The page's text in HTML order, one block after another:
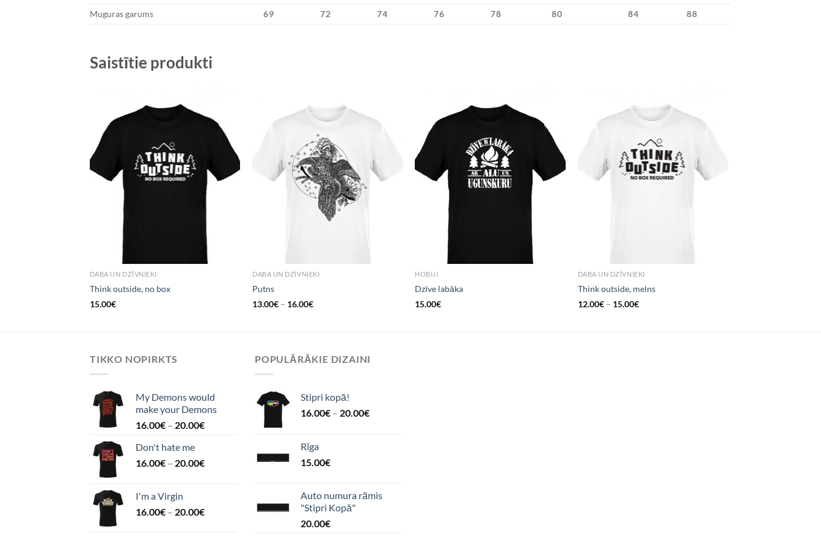
Muguras garums
69 72 74 76 78 80 84 88
Saistītie produkti
Add to
Wishlist
DABA UN DZĪVNIEKI
Think outside, no box
15.00€
DABA UN DZĪVNIEKI
Putns
13.00€ – 16.00€
Add to
Wishlist
HOBIJI
Dzīve labāka
15.00€
DABA UN DZĪVNIEKI
Think outside, melns
12.00€– 15.00€
TIKKO NOPIRKTS
My Demons would
make your Demons
16.00€ – 20.00€
Don't hate me
16.00€ – 20.00€
I'm a Virgin
16.00€ – 20.00€
POPULĀRĀKIE DIZAINI
Stipri kopā!
16.00€ – 20.00€
Rīga
15.00€
Auto numura rāmis
"Stipri Kopā"
20.00€